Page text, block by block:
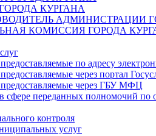
КУРГАНА
АДМИНИСТРАЦИИ
КОМИССИЯ ГОРОДА
по адресу
через портал
через ГБУ МФЦ
сфере переданных полномочий по
контроля
услуг